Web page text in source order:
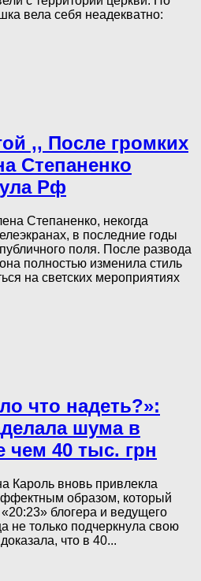
вела себя неадекватно:
,, После громких
Степаненко
Рф
Степаненко, некогда
в последние годы
поля. После развода
полностью изменила стиль
на светских мероприятиях
что надеть?»:
шума в
чем 40 тыс. грн
Кароль вновь привлекла
образом, который
блогера и ведущего
не только подчеркнула свою
что в 40...